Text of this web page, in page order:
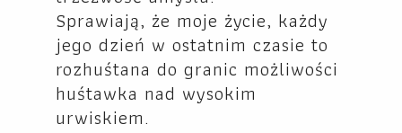
Sprawiają, że moje życie, każdy
jego dzień w ostatnim czasie to
rozhuśtana do granic możliwości
huśtawka nad wysokim
urwiskiem.